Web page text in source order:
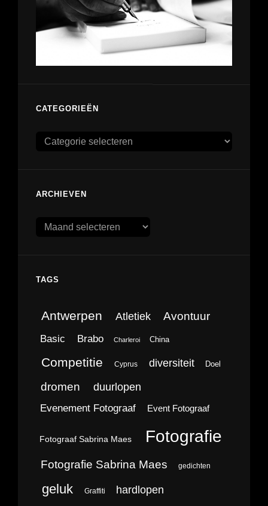
CATEGORIEËN
Categorieën
ARCHIEVEN
Archieven
TAGS
Antwerpen Atletiek Avontuur
Basic Brabo Charleroi China
Competitie Cyprus diversiteit Doel
dromen duurlopen
Evenement Fotograaf Event Fotograaf
Fotograaf Sabrina Maes Fotografie
Fotografie Sabrina Maes gedichten
geluk Graffiti hardlopen